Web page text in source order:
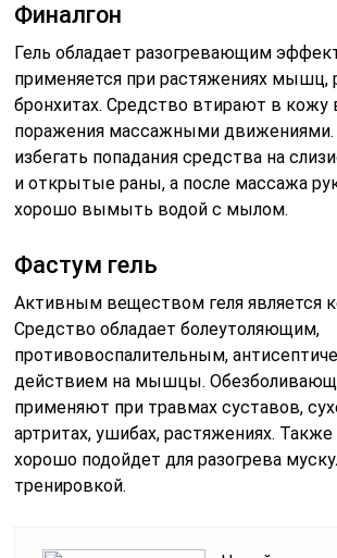
Финалгон
Гель обладает разогревающим
применяется при растяжениях мышц,
бронхитах. Средство втирают в кожу
поражения массажными движениями.
избегать попадания средства на
и открытые раны, а после массажа
хорошо вымыть водой с мылом.
Фастум гель
Активным веществом геля является
Средство обладает болеутоляющим,
противовоспалительным,
действием на мышцы.
применяют при травмах суставов,
артритах, ушибах, растяжениях. Также
хорошо подойдет для разогрева
тренировкой.